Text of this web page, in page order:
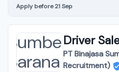
Apply before 21 Sep
Driver
PT Binajasa
Recruitment)